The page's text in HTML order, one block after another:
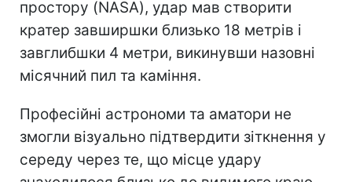
простору (NASA), удар мав створити
кратер завширшки близько 18 метрів і
завглибшки 4 метри, викинувши назовні
місячний пил та каміння.
Професійні астрономи та аматори не
змогли візуально підтвердити зіткнення у
середу через те, що місце удару